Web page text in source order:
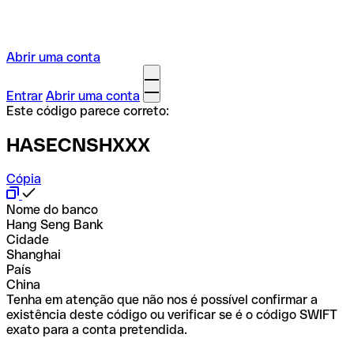
Abrir uma conta
Entrar Abrir uma conta
Este código parece correto:
HASECNSHXXX
Cópia
Nome do banco
Hang Seng Bank
Cidade
Shanghai
País
China
Tenha em atenção que não nos é possível confirmar a
existência deste código ou verificar se é o código SWIFT
exato para a conta pretendida.